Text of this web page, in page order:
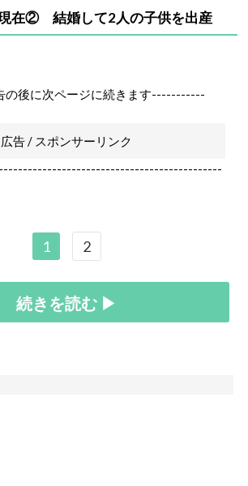
在② 結婚して2人の子供を出産
後に次ページに続きます-----------
広告 / スポンサーリンク
1 2
続きを読む ▶